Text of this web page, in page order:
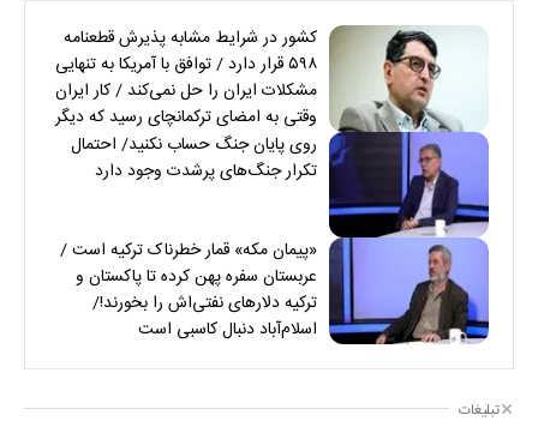
کشور در شرایط مشابه پذیرش قطعنامه
۵۹۸ قرار دارد / توافق با آمریکا به تنهایی
مشکلات ایران را حل نمی‌کند / کار ایران
وقتی به امضای ترکمانچای رسید که دیگر
چاره‌ای نبود
روی پایان جنگ حساب نکنید/ احتمال
تکرار جنگ‌های پرشدت وجود دارد
«پیمان مکه» قمار خطرناک ترکیه است /
عربستان سفره پهن کرده تا پاکستان و
ترکیه دلارهای نفتی‌اش را بخورند!/
اسلام‌آباد دنبال کاسبی است
تبلیغات